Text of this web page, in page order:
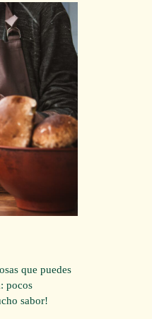
que puedes
pocos
sabor!